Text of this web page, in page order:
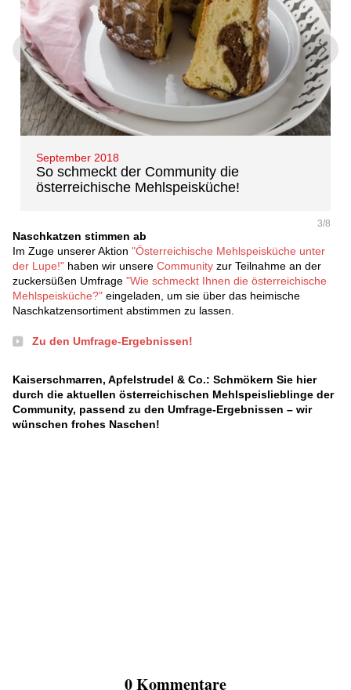
September 2018
So schmeckt der Community die
österreichische Mehlspeisküche!
3/8
Naschkatzen stimmen ab
Im Zuge unserer Aktion "Österreichische Mehlspeisküche unter
der Lupe!" haben wir unsere Community zur Teilnahme an der
zuckersüßen Umfrage "Wie schmeckt Ihnen die österreichische
Mehlspeisküche?" eingeladen, um sie über das heimische
Naschkatzensortiment abstimmen zu lassen.
Zu den Umfrage-Ergebnissen!
Kaiserschmarren, Apfelstrudel & Co.: Schmökern Sie hier
durch die aktuellen österreichischen Mehlspeislieblinge der
Community, passend zu den Umfrage-Ergebnissen – wir
wünschen frohes Naschen!
0 Kommentare